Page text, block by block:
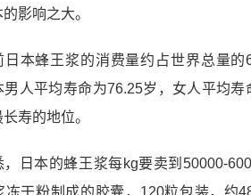
影响之大。
日本蜂王浆的消费量约占世界总量
男人平均寿命为76.25岁，女人平均
寿的地位。
，日本的蜂王浆每kg要卖到50000-